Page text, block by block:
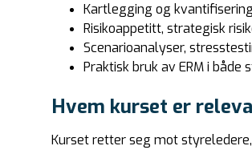
Kartlegging og
Risikoappetitt, strategisk
Scenarioanalyser,
Praktisk bruk av ERM i
Hvem kurset er
Kurset retter seg mot